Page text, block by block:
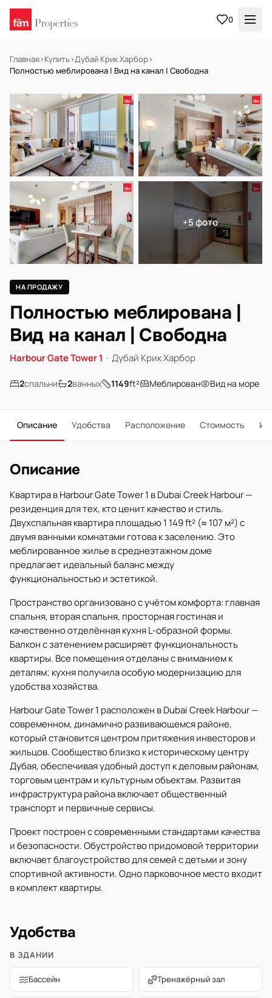
0
Главная›Купить›Дубай Крик Харбор›
Полностью меблирована | Вид на канал | Свободна
НА ПРОДАЖУ Готов к заселению
+5 фото
НА ПРОДАЖУ
Полностью меблирована |
Вид на канал | Свободна
Harbour Gate Tower 1 · Дубай Крик Харбор
2спальни 2ванных 1149ft² Меблирован Вид на море
Описание Удобства Расположение Стоимость
Описание
Квартира в Harbour Gate Tower 1 в Dubai Creek Harbour —
резиденция для тех, кто ценит качество и стиль.
Двухспальная квартира площадью 1 149 ft² (≈ 107 м²) с
двумя ванными комнатами готова к заселению. Это
меблированное жилье в среднеэтажном доме
предлагает идеальный баланс между
функциональностью и эстетикой.
Пространство организовано с учётом комфорта: главная
спальня, вторая спальня, просторная гостиная и
качественно отделённая кухня L-образной формы.
Балкон с затенением расширяет функциональность
квартиры. Все помещения отделаны с вниманием к
деталям; кухня получила особую модернизацию для
удобства хозяйства.
Harbour Gate Tower 1 расположен в Dubai Creek Harbour —
современном, динамично развивающемся районе,
который становится центром притяжения инвесторов и
жильцов. Сообщество близко к историческому центру
Дубая, обеспечивая удобный доступ к деловым районам,
торговым центрам и культурным объектам. Развитая
инфраструктура района включает общественный
транспорт и первичные сервисы.
Проект построен с современными стандартами качества
и безопасности. Обустройство придомовой территории
включает благоустройство для семей с детьми и зону
спортивной активности. Одно парковочное место входит
в комплект квартиры.
Удобства
В ЗДАНИИ
Бассейн Тренажёрный зал